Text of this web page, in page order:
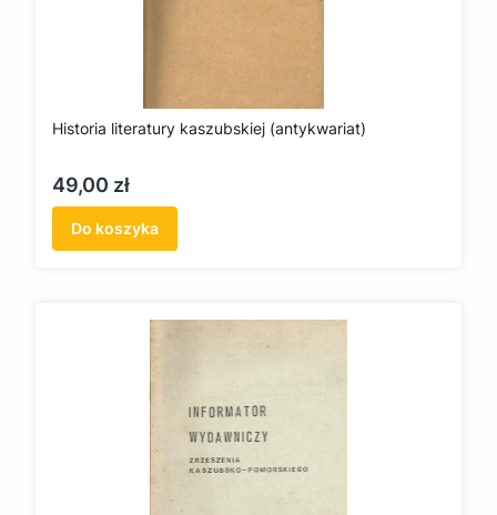
Historia literatury kaszubskiej (antykwariat)
Cena
49,00 zł
Do koszyka